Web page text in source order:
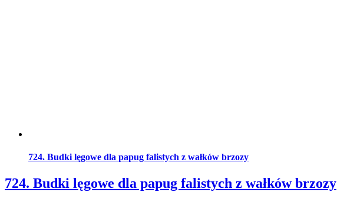
724. Budki lęgowe dla papug falistych z wałków brzozy
724. Budki lęgowe dla papug falistych z wałków brzozy